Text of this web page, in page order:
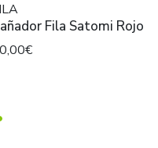
Fila Satomi Rojo